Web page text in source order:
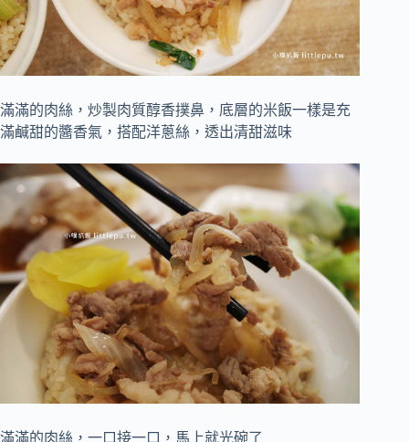
滿滿的肉絲，炒製肉質醇香撲鼻，底層的米飯一樣是充
滿鹹甜的醬香氣，搭配洋蔥絲，透出清甜滋味
滿滿的肉絲，一口接一口，馬上就光碗了